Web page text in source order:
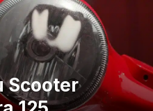
Scooter